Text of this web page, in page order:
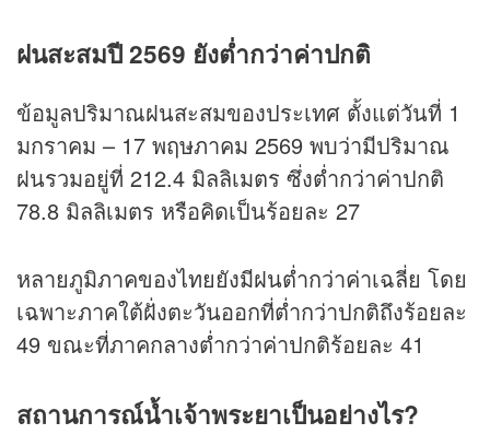
ฝนสะสมปี 2569 ยังต่ำกว่าค่าปกติ
ข้อมูลปริมาณฝนสะสมของประเทศ ตั้งแต่วันที่ 1
มกราคม – 17 พฤษภาคม 2569 พบว่ามีปริมาณ
ฝนรวมอยู่ที่ 212.4 มิลลิเมตร ซึ่งต่ำกว่าค่าปกติ
78.8 มิลลิเมตร หรือคิดเป็นร้อยละ 27
หลายภูมิภาคของไทยยังมีฝนต่ำกว่าค่าเฉลี่ย โดย
เฉพาะภาคใต้ฝั่งตะวันออกที่ต่ำกว่าปกติถึงร้อยละ
49 ขณะที่ภาคกลางต่ำกว่าค่าปกติร้อยละ 41
สถานการณ์น้ำเจ้าพระยาเป็นอย่างไร?